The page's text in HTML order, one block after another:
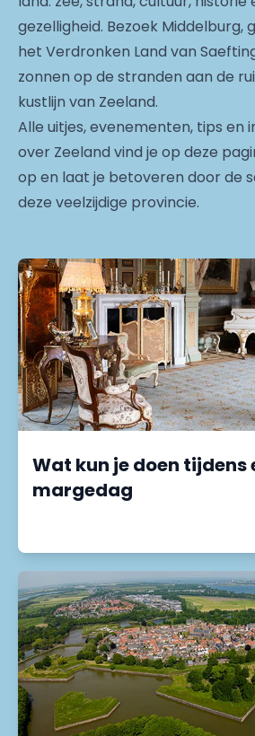
gezelligheid. Bezoek Middelburg,
het Verdronken Land van
zonnen op de stranden aan de
kustlijn van Zeeland.
Alle uitjes, evenementen, tips en
over Zeeland vind je op deze
op en laat je betoveren door de
deze veelzijdige provincie.
Wat kun je doen tijdens
margedag